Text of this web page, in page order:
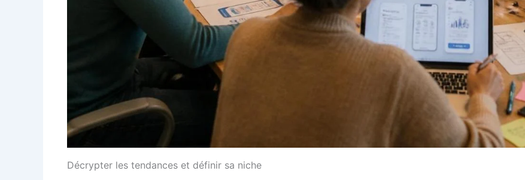
Décrypter les tendances et définir sa niche